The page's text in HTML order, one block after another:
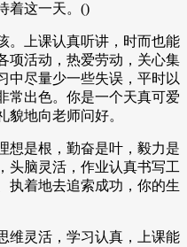
着这一天。()
上课认真听讲，时而也能
项活动，热爱劳动，关心集
中尽量少一些失误，平时以
常出色。你是一个天真可爱
貌地向老师问好。
是根，勤奋是叶，毅力是
头脑灵活，作业认真书写工
执着地去追索成功，你的生
灵活，学习认真，上课能